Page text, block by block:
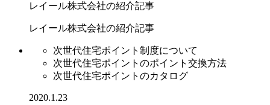
レイール株式会社の紹介記事
レイール株式会社の紹介記事
次世代住宅ポイント制度について
次世代住宅ポイントのポイント交換方法
次世代住宅ポイントのカタログ
2020.1.23